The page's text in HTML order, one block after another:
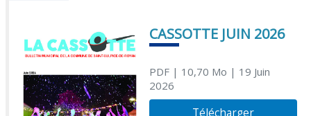
CASSOTTE JUIN 2026
PDF| 10,70 Mo | 19 Juin
2026
Télécharger